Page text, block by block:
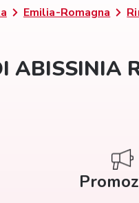
Emilia-Romagna
ABISSINIA